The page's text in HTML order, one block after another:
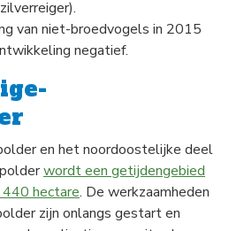
van niet-broedvogels in 2015
negatief.
en het noordoostelijke deel
wordt een getijdengebied
hectare. De werkzaamheden
zijn onlangs gestart en